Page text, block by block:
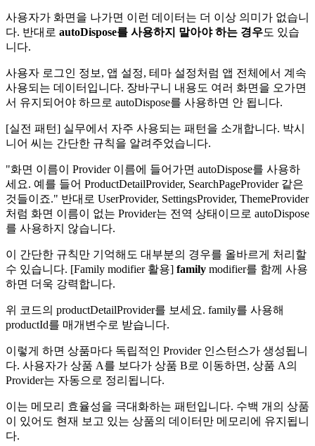
사용자가 화면을 나가면 이런 데이터는 더 이상 의미가 없습니
다. 반대로 autoDispose를 사용하지 말아야 하는 경우도 있습
니다.
사용자 로그인 정보, 앱 설정, 테마 설정처럼 앱 전체에서 계속
사용되는 데이터입니다. 장바구니 내용도 여러 화면을 오가면
서 유지되어야 하므로 autoDispose를 사용하면 안 됩니다.
[실전 패턴] 실무에서 자주 사용되는 패턴을 소개합니다. 박시
니어 씨는 간단한 규칙을 알려주었습니다.
"화면 이름이 Provider 이름에 들어가면 autoDispose를 사용하
세요. 예를 들어 ProductDetailProvider, SearchPageProvider 같은
것들이죠." 반대로 UserProvider, SettingsProvider, ThemeProvider
처럼 화면 이름이 없는 Provider는 전역 상태이므로 autoDispose
를 사용하지 않습니다.
이 간단한 규칙만 기억해도 대부분의 경우를 올바르게 처리할
수 있습니다. [Family modifier 활용] family modifier를 함께 사용
하면 더욱 강력합니다.
위 코드의 productDetailProvider를 보세요. family를 사용해
productId를 매개변수로 받습니다.
이렇게 하면 상품마다 독립적인 Provider 인스턴스가 생성됩니
다. 사용자가 상품 A를 보다가 상품 B로 이동하면, 상품 A의
Provider는 자동으로 정리됩니다.
이는 메모리 효율성을 극대화하는 패턴입니다. 수백 개의 상품
이 있어도 현재 보고 있는 상품의 데이터만 메모리에 유지됩니
다.